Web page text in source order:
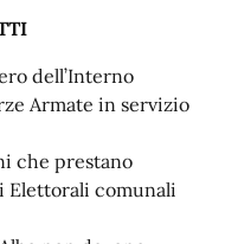
dell’Interno
Armate in servizio
che prestano
Elettorali comunali